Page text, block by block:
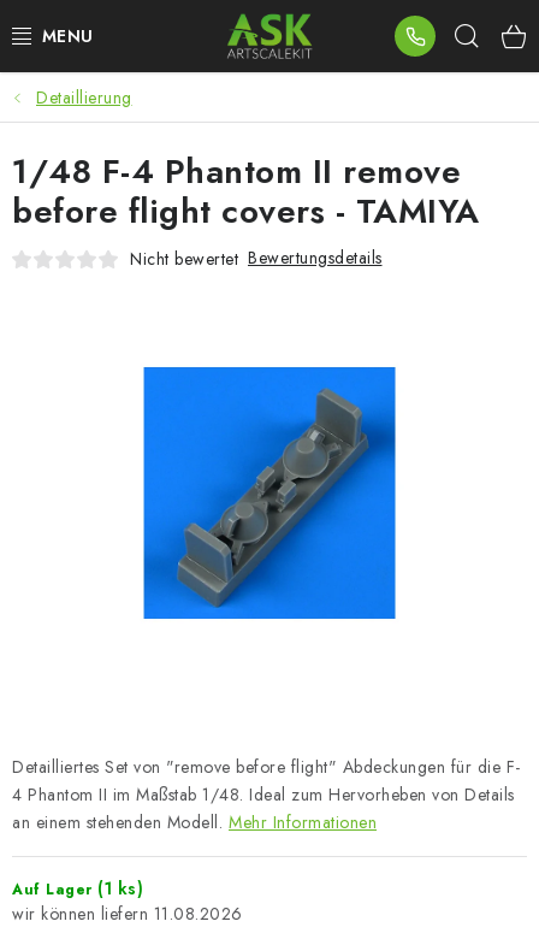
Inhalt
BLOG
SUMMER DAYS
WARHAMMER
FARBEN & WERKZEUGE
VERKAUFTE MARKEN
Über uns Meine Bestellung
Kontakte
Versand und Bezahlung
Detaillierung
Detailliertes Set von "remove before flight" Abdeckungen für die F-
4 Phantom II im Maßstab 1/48. Ideal zum Hervorheben von Details
an einem stehenden Modell. Mehr Informationen
Auf Lager (1 ks)
11.08.2026
1/48 F-4 Phantom II remove
before flight covers - TAMIYA
Nicht bewertet Bewertungsdetails